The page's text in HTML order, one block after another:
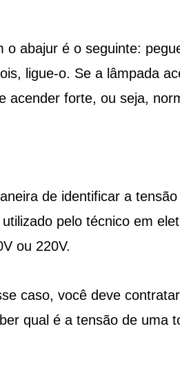
o abajur é o seguinte:
ligue-o. Se a lâmpada
acender forte, ou seja,
de identificar a
pelo técnico em
ou 220V.
caso, você deve
qual é a tensão de uma